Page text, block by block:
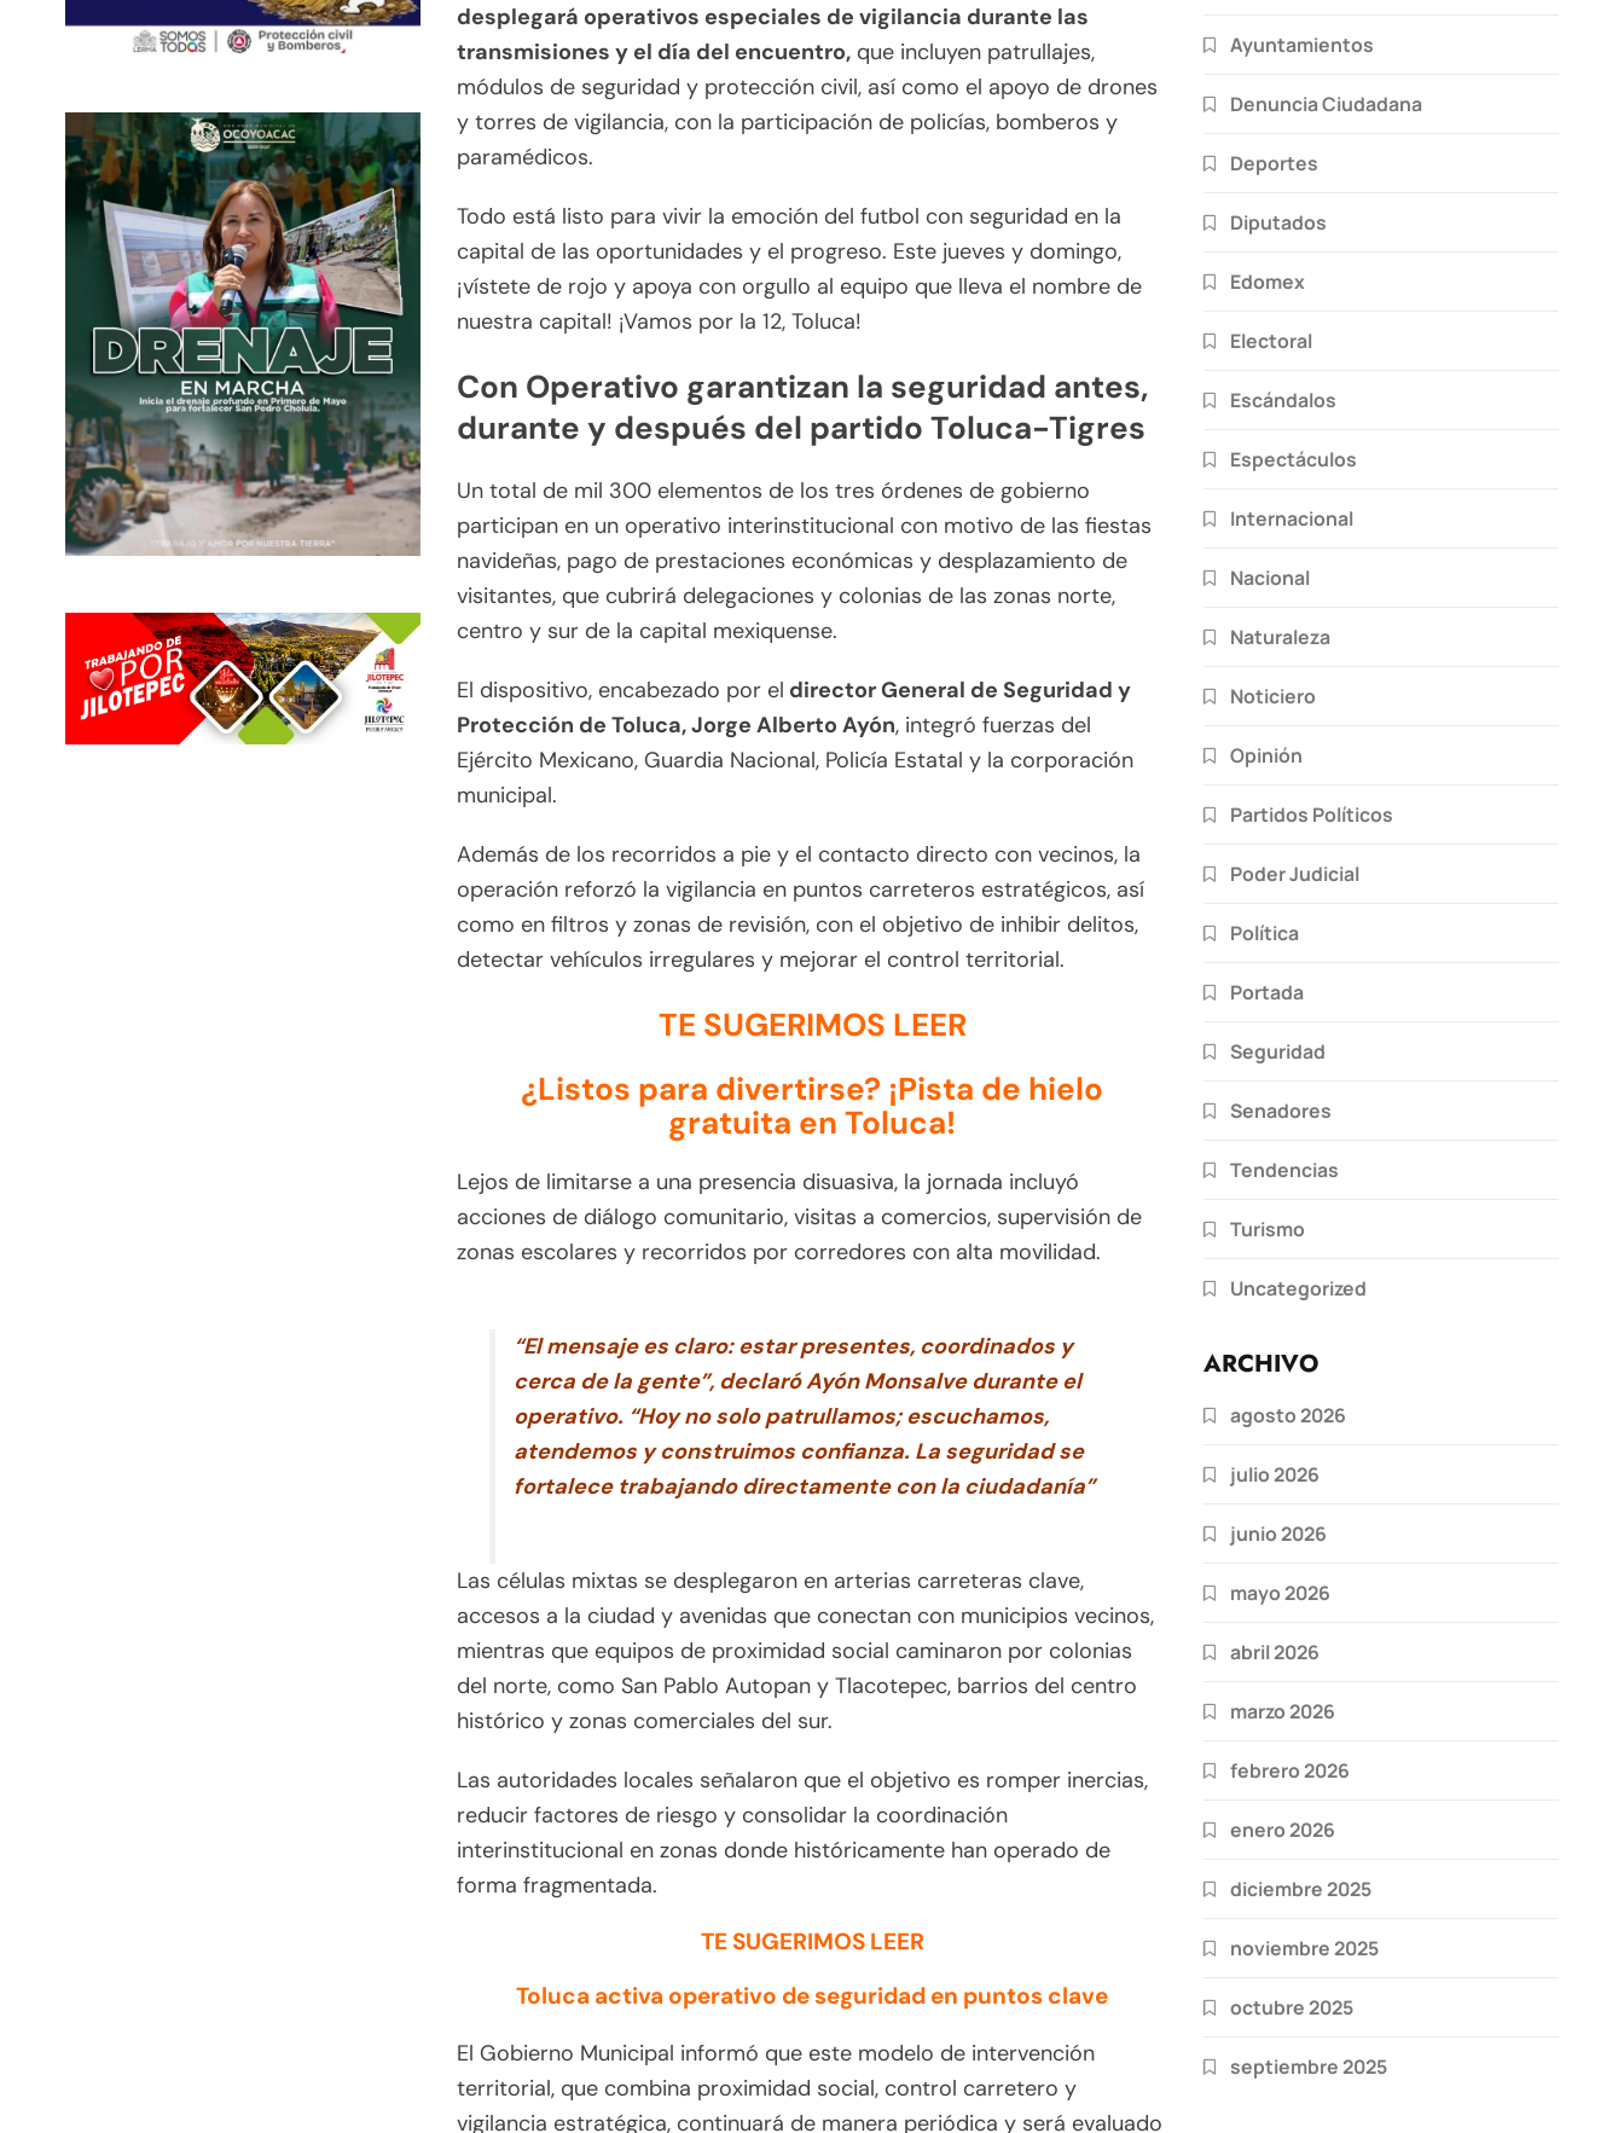
desplegará operativos especiales de vigilancia durante las
transmisiones y el día del encuentro, que incluyen patrullajes,
módulos de seguridad y protección civil, así como el apoyo de drones
y torres de vigilancia, con la participación de policías, bomberos y
paramédicos.
Todo está listo para vivir la emoción del futbol con seguridad en la
capital de las oportunidades y el progreso. Este jueves y domingo,
¡vístete de rojo y apoya con orgullo al equipo que lleva el nombre de
nuestra capital! ¡Vamos por la 12, Toluca!
Con Operativo garantizan la seguridad antes,
durante y después del partido Toluca-Tigres
Un total de mil 300 elementos de los tres órdenes de gobierno
participan en un operativo interinstitucional con motivo de las fiestas
navideñas, pago de prestaciones económicas y desplazamiento de
visitantes, que cubrirá delegaciones y colonias de las zonas norte,
centro y sur de la capital mexiquense.
El dispositivo, encabezado por el director General de Seguridad y
Protección de Toluca, Jorge Alberto Ayón, integró fuerzas del
Ejército Mexicano, Guardia Nacional, Policía Estatal y la corporación
municipal.
Además de los recorridos a pie y el contacto directo con vecinos, la
operación reforzó la vigilancia en puntos carreteros estratégicos, así
como en filtros y zonas de revisión, con el objetivo de inhibir delitos,
detectar vehículos irregulares y mejorar el control territorial.
TE SUGERIMOS LEER
¿Listos para divertirse? ¡Pista de hielo
gratuita en Toluca!
Lejos de limitarse a una presencia disuasiva, la jornada incluyó
acciones de diálogo comunitario, visitas a comercios, supervisión de
zonas escolares y recorridos por corredores con alta movilidad.
“El mensaje es claro: estar presentes, coordinados y
cerca de la gente”, declaró Ayón Monsalve durante el
operativo. “Hoy no solo patrullamos; escuchamos,
atendemos y construimos confianza. La seguridad se
fortalece trabajando directamente con la ciudadanía”
Las células mixtas se desplegaron en arterias carreteras clave,
accesos a la ciudad y avenidas que conectan con municipios vecinos,
mientras que equipos de proximidad social caminaron por colonias
del norte, como San Pablo Autopan y Tlacotepec, barrios del centro
histórico y zonas comerciales del sur.
Las autoridades locales señalaron que el objetivo es romper inercias,
reducir factores de riesgo y consolidar la coordinación
interinstitucional en zonas donde históricamente han operado de
forma fragmentada.
TE SUGERIMOS LEER
Toluca activa operativo de seguridad en puntos clave
El Gobierno Municipal informó que este modelo de intervención
territorial, que combina proximidad social, control carretero y
vigilancia estratégica, continuará de manera periódica y será evaluado
Ayuntamientos
Denuncia Ciudadana
Deportes
Diputados
Edomex
Electoral
Escándalos
Espectáculos
Internacional
Nacional
Naturaleza
Noticiero
Opinión
Partidos Políticos
Poder Judicial
Política
Portada
Seguridad
Senadores
Tendencias
Turismo
Uncategorized
ARCHIVO
agosto 2026
julio 2026
junio 2026
mayo 2026
abril 2026
marzo 2026
febrero 2026
enero 2026
diciembre 2025
noviembre 2025
octubre 2025
septiembre 2025